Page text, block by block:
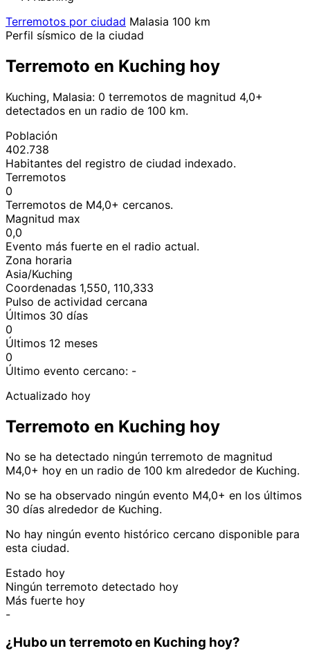
Terremotos por ciudad Malasia 100 km
Perfil sísmico de la ciudad
Terremoto en Kuching hoy
Kuching, Malasia: 0 terremotos de magnitud 4,0+
detectados en un radio de 100 km.
Población
402.738
Habitantes del registro de ciudad indexado.
Terremotos
0
Terremotos de M4,0+ cercanos.
Magnitud max
0,0
Evento más fuerte en el radio actual.
Zona horaria
Asia/Kuching
Coordenadas 1,550, 110,333
Pulso de actividad cercana
Últimos 30 días
0
Últimos 12 meses
0
Último evento cercano: -
Actualizado hoy
Terremoto en Kuching hoy
No se ha detectado ningún terremoto de magnitud
M4,0+ hoy en un radio de 100 km alrededor de Kuching.
No se ha observado ningún evento M4,0+ en los últimos
30 días alrededor de Kuching.
No hay ningún evento histórico cercano disponible para
esta ciudad.
Estado hoy
Ningún terremoto detectado hoy
Más fuerte hoy
-
¿Hubo un terremoto en Kuching hoy?